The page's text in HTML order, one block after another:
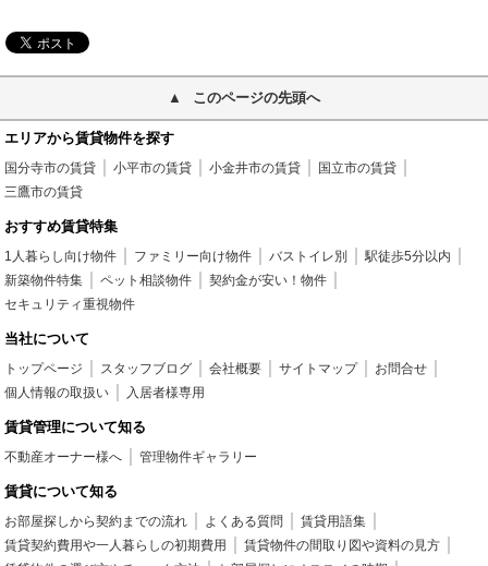
このページの先頭へ
エリアから賃貸物件を探す
国分寺市の賃貸 小平市の賃貸 小金井市の賃貸
国立市の賃貸
三鷹市の賃貸
おすすめ賃貸特集
1人暮らし向け物件 ファミリー向け物件 バストイレ別
駅徒歩5分以内
新築物件特集
ペット相談物件
契約金が安い！物件
セキュリティ重視物件
当社について
トップページ スタッフブログ 会社概要 サイトマップ
お問合せ
個人情報の取扱い
入居者様専用
賃貸管理について知る
不動産オーナー様へ 管理物件ギャラリー
賃貸について知る
お部屋探しから契約までの流れ よくある質問
賃貸用語集
賃貸契約費用や一人暮らしの初期費用
賃貸物件の間取り図や資料の見方